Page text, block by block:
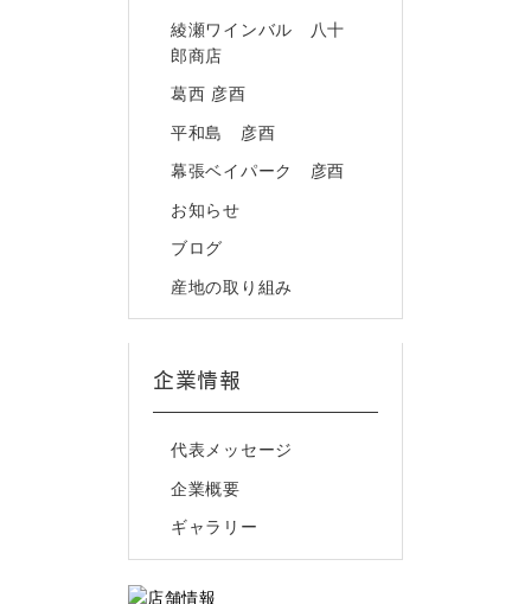
綾瀬ワインバル 八十
郎商店
葛西 彦酉
平和島 彦酉
幕張ベイパーク 彦酉
お知らせ
ブログ
産地の取り組み
企業情報
代表メッセージ
企業概要
ギャラリー